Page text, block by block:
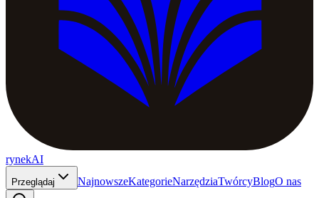
rynekAI
Przeglądaj NajnowszeKategorieNarzędziaTwórcyBlogO nas